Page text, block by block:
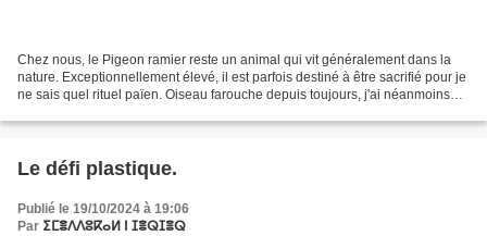
Chez nous, le Pigeon ramier reste un animal qui vit généralement dans la
nature. Exceptionnellement élevé, il est parfois destiné à être sacrifié pour je
ne sais quel rituel païen. Oiseau farouche depuis toujours, j'ai néanmoins
Le défi plastique.
Publié le 19/10/2024 à 19:06
Par ⵉⵎⴻⴷⴷⵓⴽⴰⵍ ⵏ ⵊⴻⵕⵊⴻⵕ